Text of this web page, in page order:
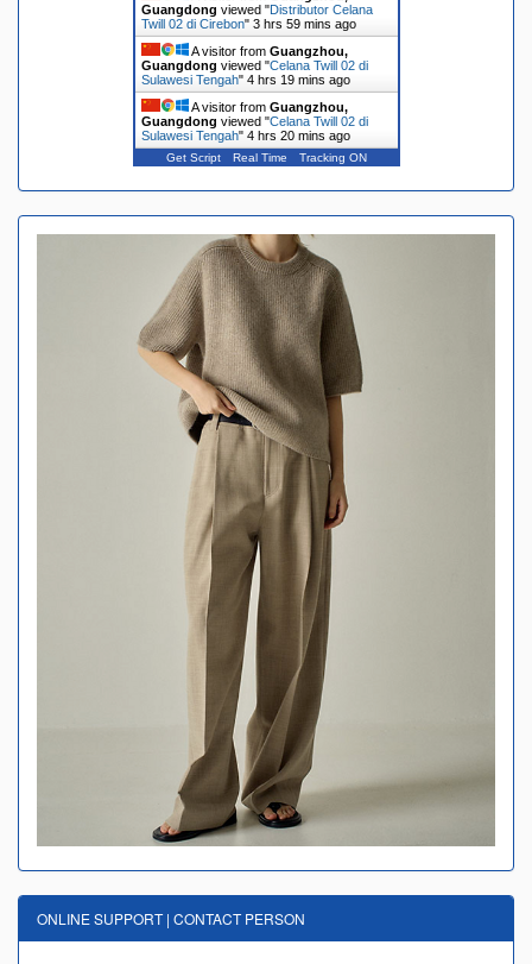
Guangdong viewed "Distributor Celana
Twill 02 di Cirebon" 3 hrs 59 mins ago
A visitor from Guangzhou,
Guangdong viewed "Celana Twill 02 di
Sulawesi Tengah" 4 hrs 19 mins ago
A visitor from Guangzhou,
Guangdong viewed "Celana Twill 02 di
Sulawesi Tengah" 4 hrs 20 mins ago
Get Script Real Time Tracking ON
ONLINE SUPPORT | CONTACT PERSON